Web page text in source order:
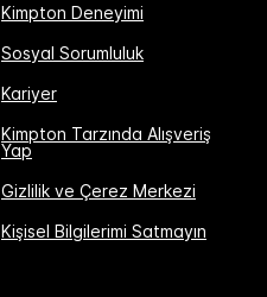
Kimpton Deneyimi
Sosyal Sorumluluk
Kariyer
Kimpton Tarzında Alışveriş
Yap
Gizlilik ve Çerez Merkezi
Kişisel Bilgilerimi Satmayın